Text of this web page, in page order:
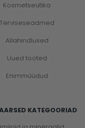
Kosmetseutika
Terviseseadmed
Allahindlused
Uued tooted
Enimmüüdud
KATEGOORIAD